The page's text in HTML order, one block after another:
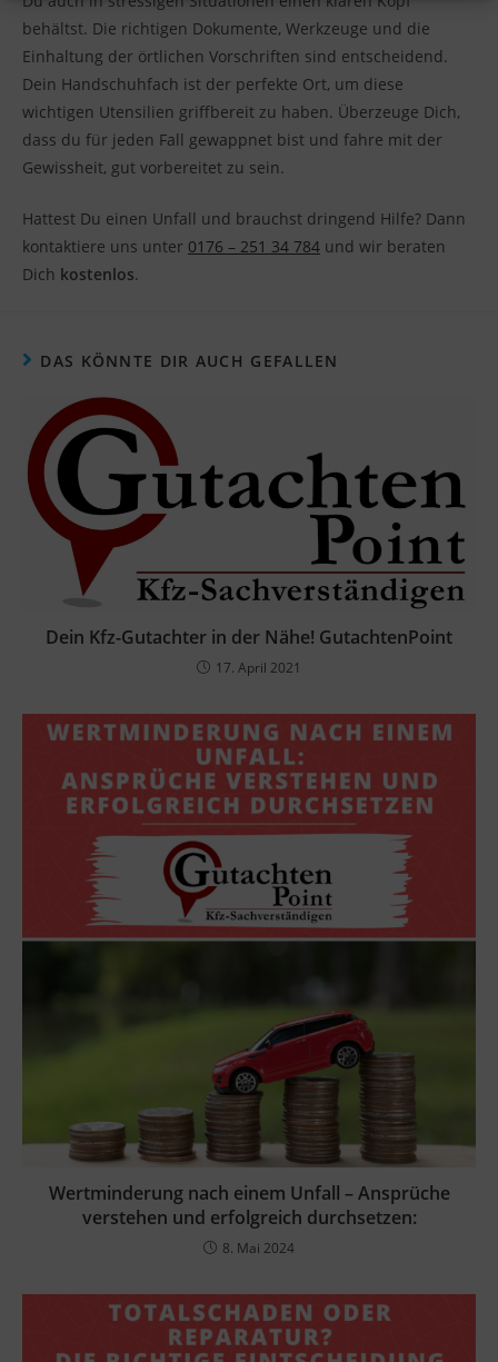
behältst. Die richtigen Dokumente, Werkzeuge und die
Einhaltung der örtlichen Vorschriften sind entscheidend.
Dein Handschuhfach ist der perfekte Ort, um diese
wichtigen Utensilien griffbereit zu haben. Überzeuge Dich,
dass du für jeden Fall gewappnet bist und fahre mit der
Gewissheit, gut vorbereitet zu sein.
Hattest Du einen Unfall und brauchst dringend Hilfe? Dann
kontaktiere uns unter 0176 – 251 34 784 und wir beraten
Dich kostenlos.
DAS KÖNNTE DIR AUCH GEFALLEN
Dein Kfz-Gutachter in der Nähe! GutachtenPoint
17. April 2021
Wertminderung nach einem Unfall – Ansprüche
verstehen und erfolgreich durchsetzen:
8. Mai 2024